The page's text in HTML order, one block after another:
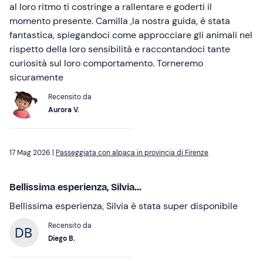
al loro ritmo ti costringe a rallentare e goderti il
momento presente. Camilla ,la nostra guida, è stata
fantastica, spiegandoci come approcciare gli animali nel
rispetto della loro sensibilità e raccontandoci tante
curiosità sul loro comportamento. Torneremo
sicuramente
Recensito da
Aurora V.
17 Mag 2026 | Passeggiata con alpaca in provincia di Firenze
Bellissima esperienza, Silvia...
Bellissima esperienza, Silvia è stata super disponibile
Recensito da
Diego B.